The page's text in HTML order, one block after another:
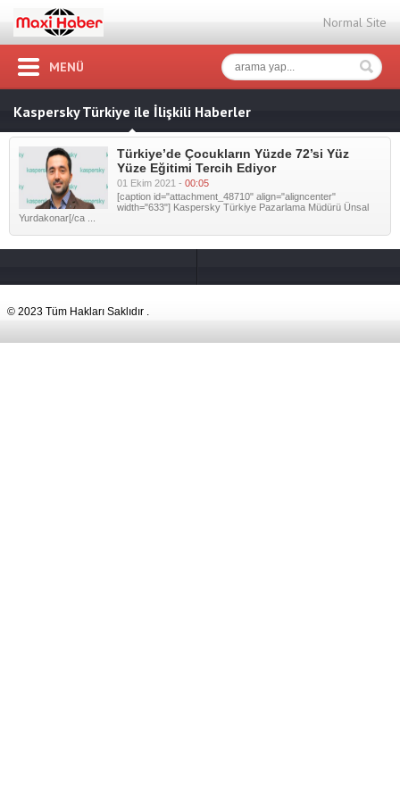
Normal Site
MENÜ
Kaspersky Türkiye ile İlişkili Haberler
Türkiye’de Çocukların Yüzde 72’si Yüz
Yüze Eğitimi Tercih Ediyor
01 Ekim 2021 - 00:05
[caption id="attachment_48710" align="aligncenter"
width="633"] Kaspersky Türkiye Pazarlama Müdürü Ünsal
Yurdakonar[/ca ...
© 2023 Tüm Hakları Saklıdır .